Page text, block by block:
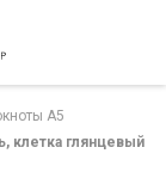
А5
клетка глянцевый